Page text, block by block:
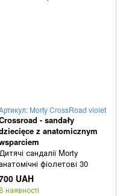
Morty CrossRoad violet
- sandały
z anatomicznym
сандалії Morty
анатомічні фіолетові 30
UAH
наявності